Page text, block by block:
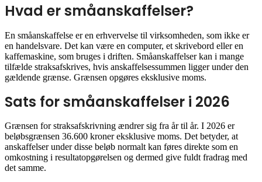
Hvad er småanskaffelser?
En småanskaffelse er en erhvervelse til virksomheden, som ikke er
en handelsvare. Det kan være en computer, et skrivebord eller en
kaffemaskine, som bruges i driften. Småanskaffelser kan i mange
tilfælde straksafskrives, hvis anskaffelsessummen ligger under den
gældende grænse. Grænsen opgøres eksklusive moms.
Sats for småanskaffelser i 2026
Grænsen for straksafskrivning ændrer sig fra år til år. I 2026 er
beløbsgrænsen 36.600 kroner eksklusive moms. Det betyder, at
anskaffelser under disse beløb normalt kan føres direkte som en
omkostning i resultatopgørelsen og dermed give fuldt fradrag med
det samme.